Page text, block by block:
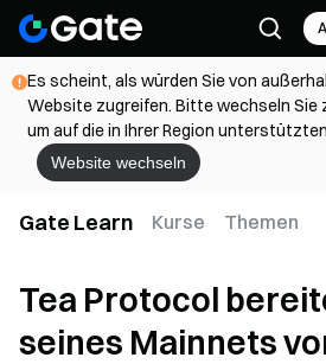
Es scheint, als würden Sie von
Website zugreifen. Bitte wechseln Sie
um auf die in Ihrer Region
Website wechseln
Gate Learn Kurse Themen
Tea Protocol
seines Mainnets